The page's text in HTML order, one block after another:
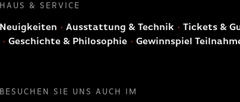
HAUS & SERVICE
Neuigkeiten Ausstattung & Technik Tickets &
Geschichte & Philosophie
Gewinnspiel
BESUCHEN SIE UNS AUCH IM